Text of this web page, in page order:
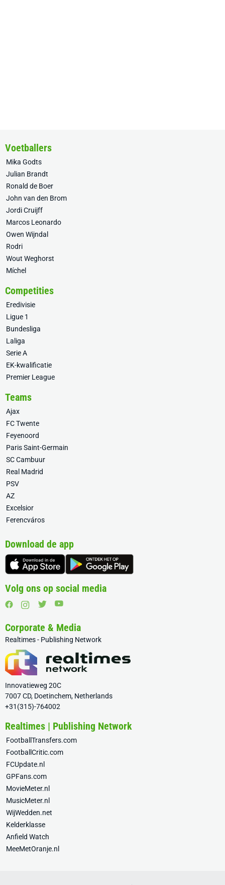
Voetballers
Mika Godts
Julian Brandt
Ronald de Boer
John van den Brom
Jordi Cruijff
Marcos Leonardo
Owen Wijndal
Rodri
Wout Weghorst
Míchel
Competities
Eredivisie
Ligue 1
Bundesliga
Laliga
Serie A
EK-kwalificatie
Premier League
Teams
Ajax
FC Twente
Feyenoord
Paris Saint-Germain
SC Cambuur
Real Madrid
PSV
AZ
Excelsior
Ferencváros
Download de app
Volg ons op social media
Corporate & Media
Realtimes - Publishing Network
Innovatieweg 20C
7007 CD, Doetinchem, Netherlands
+31(315)-764002
Realtimes | Publishing Network
FootballTransfers.com
FootballCritic.com
FCUpdate.nl
GPFans.com
MovieMeter.nl
MusicMeter.nl
WijWedden.net
Kelderklasse
Anfield Watch
MeeMetOranje.nl